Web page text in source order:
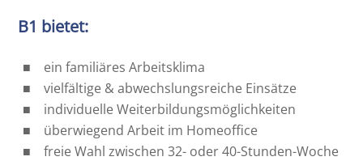
B1 bietet:
ein familiäres Arbeitsklima
vielfältige & abwechslungsreiche Einsätze
individuelle Weiterbildungsmöglichkeiten
überwiegend Arbeit im Homeoffice
freie Wahl zwischen 32- oder 40-Stunden-Woche